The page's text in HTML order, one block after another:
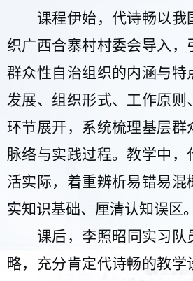
课程伊始，代诗畅以我
织广西合寨村村委会导入 ，
群众性自治组织的内涵与特
发展、组织形式、工作原则
环节展开，系统梳理基层群
脉络与实践过程。教学中，
活实际，着重辨析易错易混
实知识基础、厘清认知误区。
课后， 李照昭 同实习队
略，充分肯定代诗畅的教学